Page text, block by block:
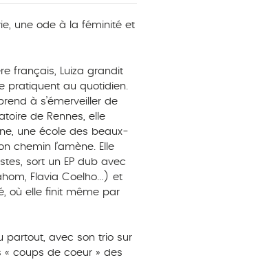
une ode à la féminité et
français, Luiza grandit
pratiquent au quotidien.
à s’émerveiller de
de Rennes, elle
une école des beaux-
chemin l’amène. Elle
sort un EP dub avec
Flavia Coelho...) et
où elle finit même par
partout, avec son trio sur
coups de coeur » des